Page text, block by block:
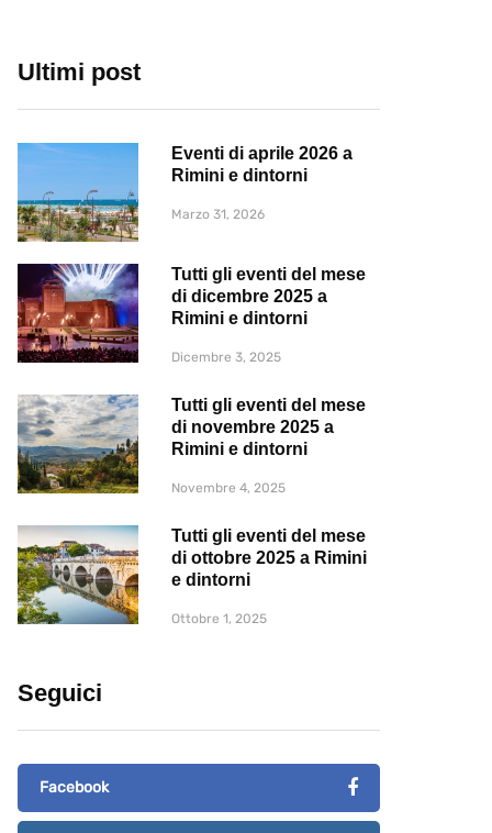
Ultimi post
Eventi di aprile 2026 a
Rimini e dintorni
Marzo 31, 2026
Tutti gli eventi del mese
di dicembre 2025 a
Rimini e dintorni
Dicembre 3, 2025
Tutti gli eventi del mese
di novembre 2025 a
Rimini e dintorni
Novembre 4, 2025
Tutti gli eventi del mese
di ottobre 2025 a Rimini
e dintorni
Ottobre 1, 2025
Seguici
Facebook